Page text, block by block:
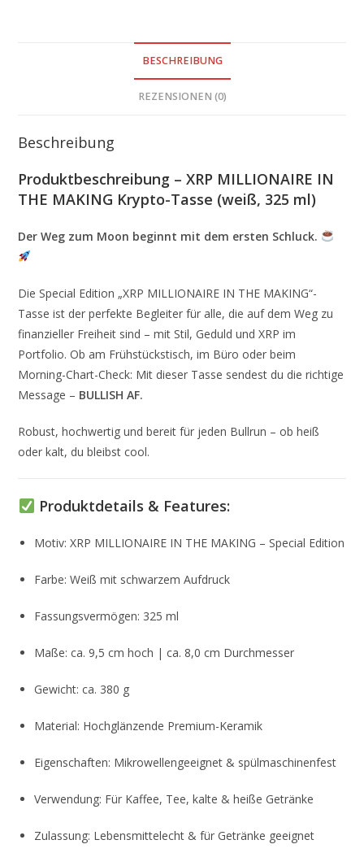
BESCHREIBUNG
REZENSIONEN (0)
Beschreibung
Produktbeschreibung – XRP MILLIONAIRE IN
THE MAKING Krypto-Tasse (weiß, 325 ml)
Der Weg zum Moon beginnt mit dem ersten Schluck.
Die Special Edition „XRP MILLIONAIRE IN THE MAKING“-
Tasse ist der perfekte Begleiter für alle, die auf dem Weg zu
finanzieller Freiheit sind – mit Stil, Geduld und XRP im
Portfolio. Ob am Frühstückstisch, im Büro oder beim
Morning-Chart-Check: Mit dieser Tasse sendest du die richtige
Message – BULLISH AF.
Robust, hochwertig und bereit für jeden Bullrun – ob heiß
oder kalt, du bleibst cool.
Produktdetails & Features:
Motiv: XRP MILLIONAIRE IN THE MAKING – Special Edition
Farbe: Weiß mit schwarzem Aufdruck
Fassungsvermögen: 325 ml
Maße: ca. 9,5 cm hoch | ca. 8,0 cm Durchmesser
Gewicht: ca. 380 g
Material: Hochglänzende Premium-Keramik
Eigenschaften: Mikrowellengeeignet & spülmaschinenfest
Verwendung: Für Kaffee, Tee, kalte & heiße Getränke
Zulassung: Lebensmittelecht & für Getränke geeignet